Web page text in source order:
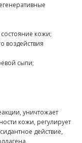
кожи;
воздействия
сыпи;
уничтожает
кожи, регулирует
действие,